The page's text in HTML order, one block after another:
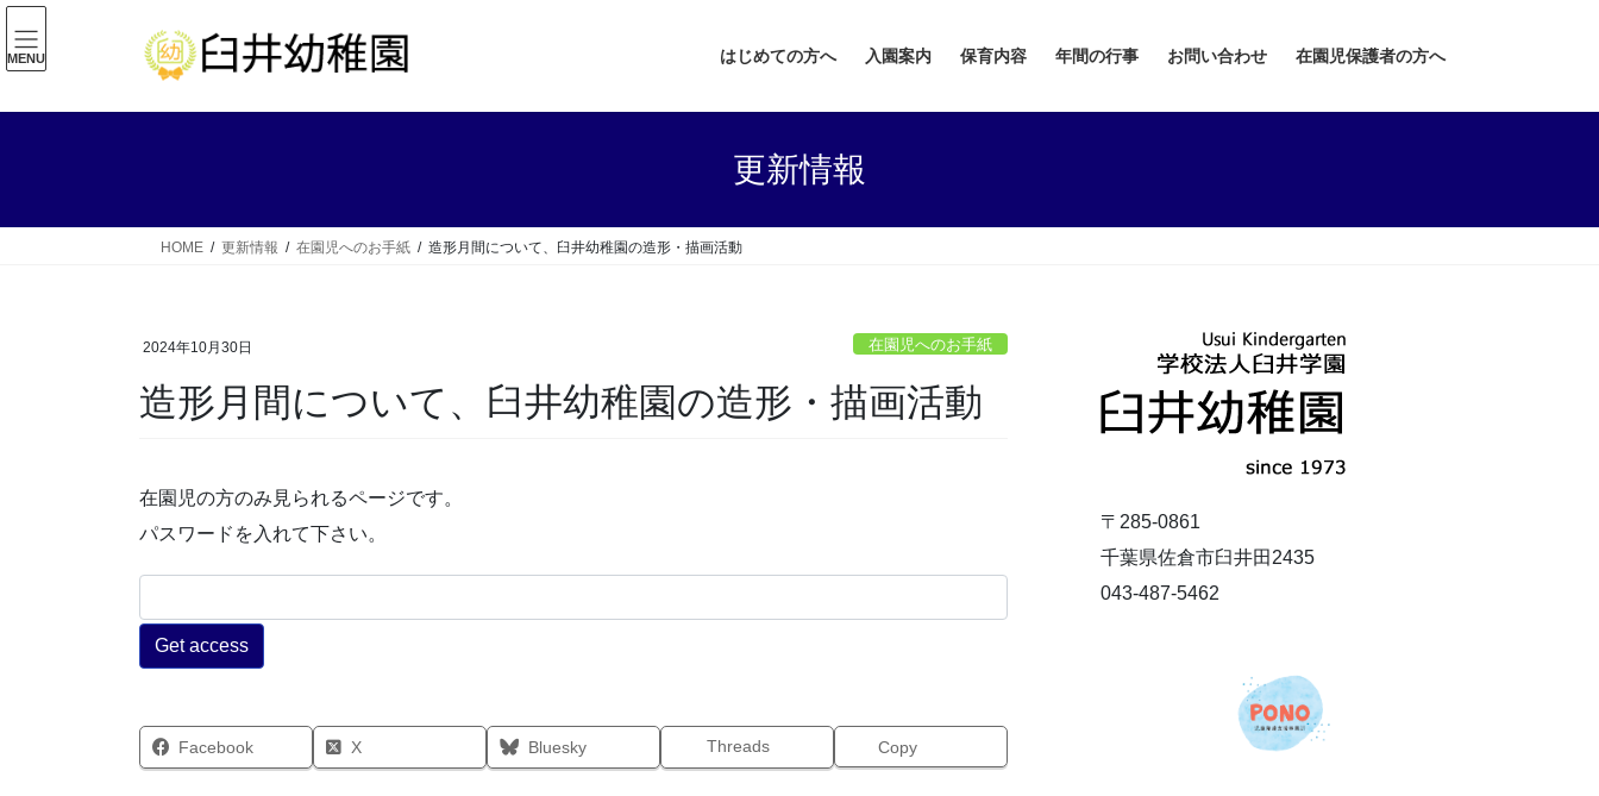
コ
ン
テ
ナ
ビ
ゲ
はじめての方へ 入園案内 保育内容 年間の行事 お問い合わせ 在園児保護者の方へ
更新情報
HOME 更新情報 在園児へのお手紙 造形月間について、臼井幼稚園の造形・描画活動
2024年10月30日 在園児へのお手紙
造形月間について、臼井幼稚園の造形・描画活動
在園児の方のみ見られるページです。
パスワードを入れて下さい。
Facebook X Bluesky Threads Copy
〒285-0861
千葉県佐倉市臼井田2435
043-487-5462
MENU